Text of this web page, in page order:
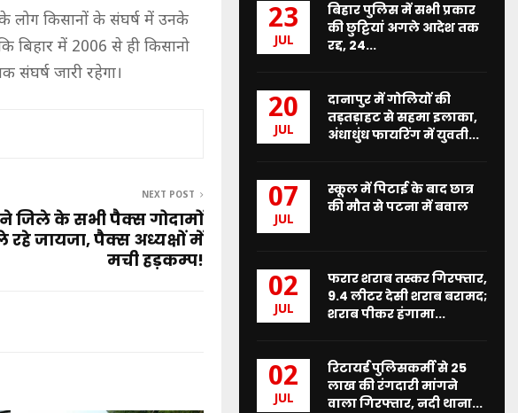
लोग किसानों के संघर्ष में उनके
बिहार में 2006 से ही किसानो
संघर्ष जारी रहेगा।
NEXT POST
जिले के सभी पैक्स गोदामों
रहे जायजा, पैक्स अध्यक्षों में
मची हड़कम्प!
23
JUL
बिहार पुलिस में सभी प्रकार
की छुट्टियां अगले आदेश तक
रद्द, 24...
20
JUL
दानापुर में गोलियों की
तड़तड़ाहट से सहमा इलाका,
अंधाधुंध फायरिंग में युवती...
07
JUL
स्कूल में पिटाई के बाद छात्र
की मौत से पटना में बवाल
02
JUL
फरार शराब तस्कर गिरफ्तार,
9.4 लीटर देसी शराब बरामद;
शराब पीकर हंगामा...
02
JUL
रिटायर्ड पुलिसकर्मी से 25
लाख की रंगदारी मांगने
वाला गिरफ्तार, नदी थाना...